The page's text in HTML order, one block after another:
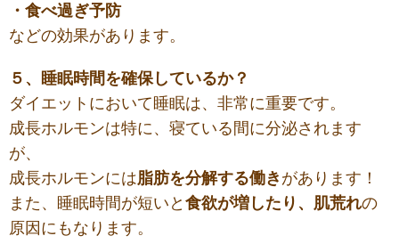
・食べ過ぎ予防
などの効果があります。
５、睡眠時間を確保しているか？
ダイエットにおいて睡眠は、非常に重要です。
成長ホルモンは特に、寝ている間に分泌されます
が、
成長ホルモンには脂肪を分解する働き があります！
また、睡眠時間が短いと 食欲が増したり、肌荒れの
原因にもなります。